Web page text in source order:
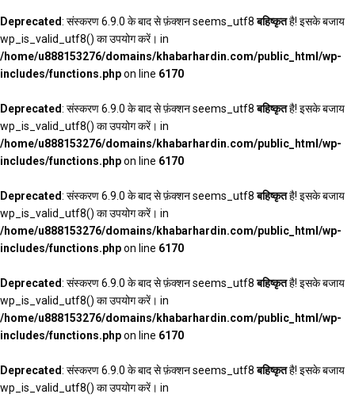
Deprecated: संस्करण 6.9.0 के बाद से फ़ंक्शन seems_utf8बहिष्कृतहै! इसके बजाय
wp_is_valid_utf8() का उपयोग करें। in
/home/u888153276/domains/khabarhardin.com/public_html/wp-
includes/functions.phpon line 6170
Deprecated: संस्करण 6.9.0 के बाद से फ़ंक्शन seems_utf8बहिष्कृतहै! इसके बजाय
wp_is_valid_utf8() का उपयोग करें। in
/home/u888153276/domains/khabarhardin.com/public_html/wp-
includes/functions.phpon line 6170
Deprecated: संस्करण 6.9.0 के बाद से फ़ंक्शन seems_utf8बहिष्कृतहै! इसके बजाय
wp_is_valid_utf8() का उपयोग करें। in
/home/u888153276/domains/khabarhardin.com/public_html/wp-
includes/functions.phpon line 6170
Deprecated: संस्करण 6.9.0 के बाद से फ़ंक्शन seems_utf8बहिष्कृतहै! इसके बजाय
wp_is_valid_utf8() का उपयोग करें। in
/home/u888153276/domains/khabarhardin.com/public_html/wp-
includes/functions.phpon line 6170
Deprecated: संस्करण 6.9.0 के बाद से फ़ंक्शन seems_utf8बहिष्कृतहै! इसके बजाय
wp_is_valid_utf8() का उपयोग करें। in